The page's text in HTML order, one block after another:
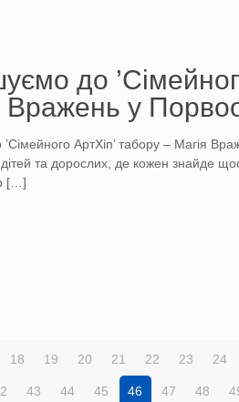
до
Вражень у
АртХіп’ табору – Магія
та дорослих, де кожен знайде
[…]
18 19 20 21 22 23 24
43 44 45 46 47 48